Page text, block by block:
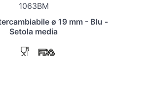
1063BM
ø 19 mm - Blu -
Setola media